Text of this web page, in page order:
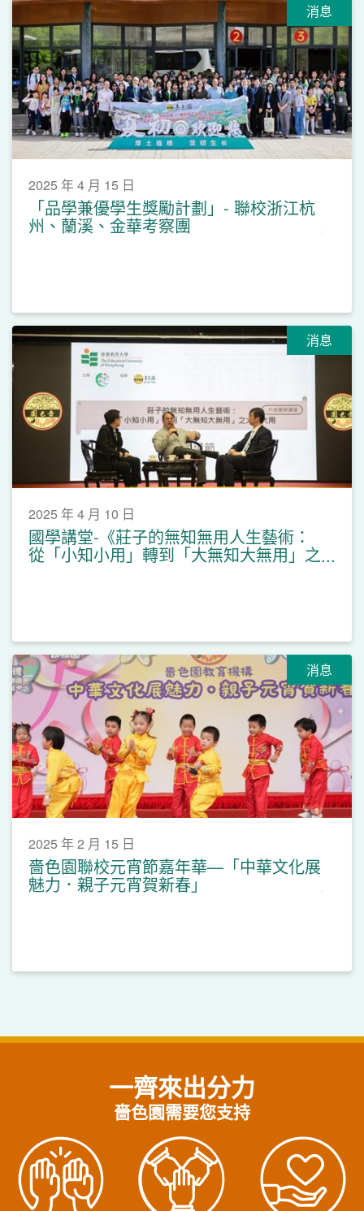
消息
2025 年 4 月 15 日
「品學兼優學生獎勵計劃」- 聯校浙江杭
州、蘭溪、金華考察團
消息
2025 年 4 月 10 日
國學講堂-《莊子的無知無用人生藝術：
從「小知小用」轉到「大無知大無用」之
消息
2025 年 2 月 15 日
嗇色園聯校元宵節嘉年華—「中華文化展
魅力．親子元宵賀新春」
一齊來出分力
嗇色園需要您支持